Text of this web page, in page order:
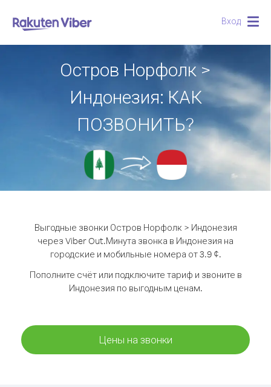
Вход
Остров Норфолк >
Индонезия: КАК
ПОЗВОНИТЬ?
Выгодные звонки Остров Норфолк > Индонезия
через Viber Out.Минута звонка в Индонезия на
городские и мобильные номера от 3.9 ¢.
Пополните счёт или подключите тариф и звоните в
Индонезия по выгодным ценам.
Цены на звонки